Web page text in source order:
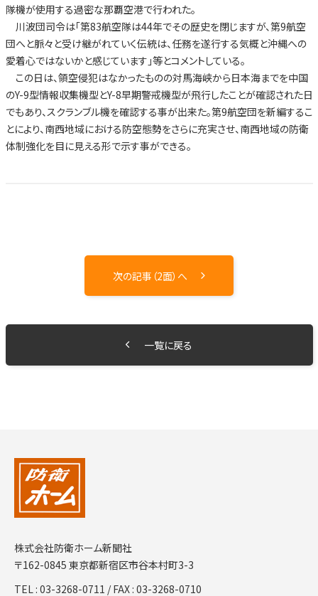
隊機が使用する過密な那覇空港で行われた。
川波団司令は「第83航空隊は44年でその歴史を閉じますが、第9航空
団へと脈々と受け継がれていく伝統は、任務を遂行する気概と沖縄への
愛着心ではないかと感じています」等とコメントしている。
この日は、領空侵犯はなかったものの対馬海峡から日本海までを中国
のY-9型情報収集機型とY-8早期警戒機型が飛行したことが確認された日
でもあり、スクランブル機を確認する事が出来た。第9航空団を新編するこ
とにより、南西地域における防空態勢をさらに充実させ、南西地域の防衛
体制強化を目に見える形で示す事ができる。
次の記事（2面）へ
一覧に戻る
株式会社防衛ホーム新聞社
〒162-0845 東京都新宿区市谷本村町3-3
TEL :03-3268-0711 / FAX : 03-3268-0710